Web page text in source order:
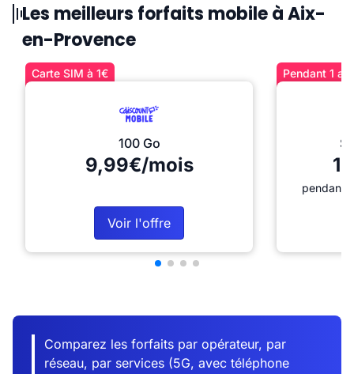
Les meilleurs forfaits mobile à Aix-
en-Provence
Carte SIM à 1€
100 Go
9,99€/mois
Voir l'offre
Pendant 1
pendant
Comparez les forfaits par opérateur, par
réseau, par services (5G, avec téléphone